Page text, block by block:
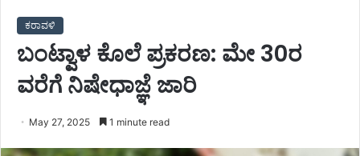
ಕರಾವಳಿ
ಬಂಟ್ವಾಳ ಕೊಲೆ ಪ್ರಕರಣ: ಮೇ 30ರ
ವರೆಗೆ ನಿಷೇಧಾಜ್ಞೆ ಜಾರಿ
May 27, 2025 1 minute read